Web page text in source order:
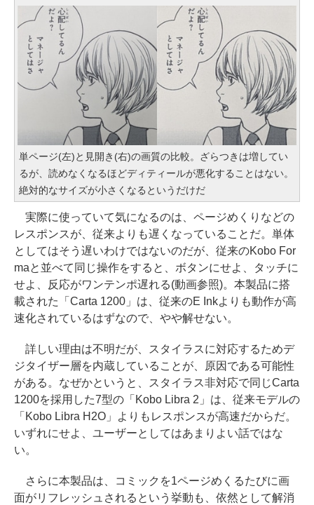
単ページ(左)と見開き(右)の画質の比較。ざらつきは増してい
るが、読めなくなるほどディティールが悪化することはない。
絶対的なサイズが小さくなるというだけだ
実際に使っていて気になるのは、ページめくりなどの
レスポンスが、従来よりも遅くなっていることだ。単体
としてはそう遅いわけではないのだが、従来のKobo For
maと並べて同じ操作をすると、ボタンにせよ、タッチに
せよ、反応がワンテンポ遅れる(動画参照)。本製品に搭
載された「Carta 1200」は、従来のE Inkよりも動作が高
速化されているはずなので、やや解せない。
詳しい理由は不明だが、スタイラスに対応するためデ
ジタイザー層を内蔵していることが、原因である可能性
がある。なぜかというと、スタイラス非対応で同じCarta
1200を採用した7型の「Kobo Libra 2」は、従来モデルの
「Kobo Libra H2O」よりもレスポンスが高速だからだ。
いずれにせよ、ユーザーとしてはあまりよい話ではな
い。
さらに本製品は、コミックを1ページめくるたびに画
面がリフレッシュされるという挙動も、依然として解消